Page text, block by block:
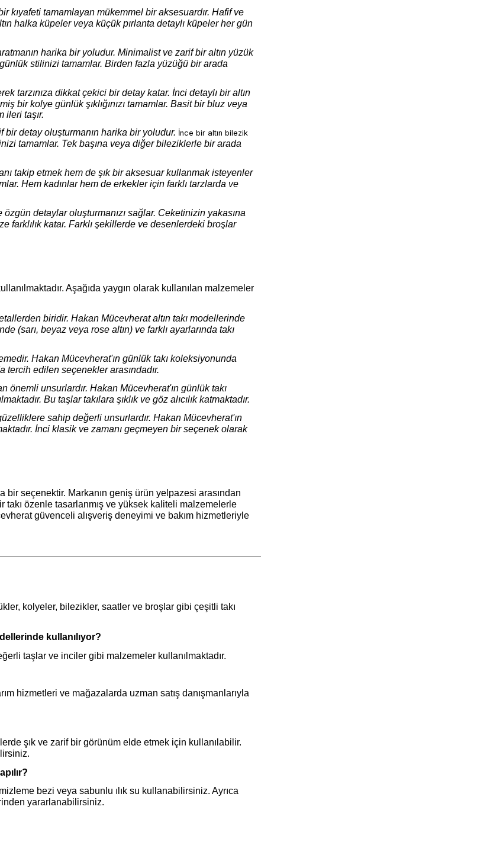
kıyafeti tamamlayan mükemmel bir aksesuardır. Hafif ve
halka küpeler veya küçük pırlanta detaylı küpeler her gün
harika bir yoludur. Minimalist ve zarif bir altın yüzük
stilinizi tamamlar. Birden fazla yüzüğü bir arada
tarzınıza dikkat çekici bir detay katar. İnci detaylı bir altın
bir kolye günlük şıklığınızı tamamlar. Basit bir bluz veya
ileri taşır.
detay oluşturmanın harika bir yoludur. İnce bir altın bilezik
tamamlar. Tek başına veya diğer bileziklerle bir arada
takip etmek hem de şık bir aksesuar kullanmak isteyenler
Hem kadınlar hem de erkekler için farklı tarzlarda ve
detaylar oluşturmanızı sağlar. Ceketinizin yakasına
farklılık katar. Farklı şekillerde ve desenlerdeki broşlar
Aşağıda yaygın olarak kullanılan malzemeler
biridir. Hakan Mücevherat altın takı modellerinde
(sarı, beyaz veya rose altın) ve farklı ayarlarında takı
Hakan Mücevherat'ın günlük takı koleksiyonunda
tercih edilen seçenekler arasındadır.
önemli unsurlardır. Hakan Mücevherat'ın günlük takı
Bu taşlar takılara şıklık ve göz alıcılık katmaktadır.
sahip değerli unsurlardır. Hakan Mücevherat'ın
İnci klasik ve zamanı geçmeyen bir seçenek olarak
bir seçenektir. Markanın geniş ürün yelpazesi arasından
takı özenle tasarlanmış ve yüksek kaliteli malzemelerle
güvenceli alışveriş deneyimi ve bakım hizmetleriyle
kolyeler, bilezikler, saatler ve broşlar gibi çeşitli takı
kullanılıyor?
taşlar ve inciler gibi malzemeler kullanılmaktadır.
hizmetleri ve mağazalarda uzman satış danışmanlarıyla
şık ve zarif bir görünüm elde etmek için kullanılabilir.
bezi veya sabunlu ılık su kullanabilirsiniz. Ayrıca
yararlanabilirsiniz.